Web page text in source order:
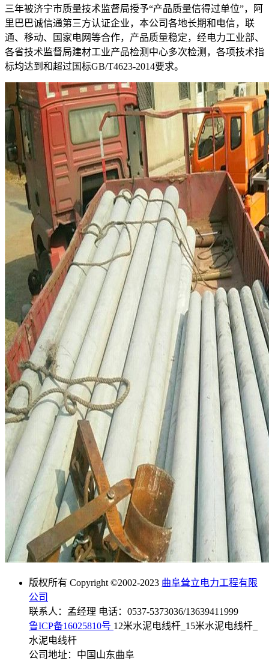
三年被济宁市质量技术监督局授予“产品质量信得过单位”，阿
里巴巴诚信通第三方认证企业，本公司各地长期和电信，联
通、移动、国家电网等合作，产品质量稳定，经电力工业部、
各省技术监督局建材工业产品检测中心多次检测，各项技术指
标均达到和超过国标GB/T4623-2014要求。
版权所有 Copyright ©2002-2023 曲阜耸立电力工程有限
公司
联系人：孟经理 电话：0537-5373036/13639411999
鲁ICP备16025810号 12米水泥电线杆_15米水泥电线杆_
水泥电线杆
公司地址：中国山东曲阜